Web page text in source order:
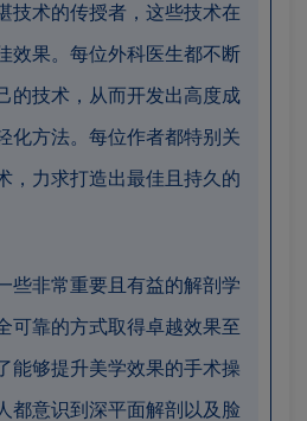
技术的传授者，这些技术在
效果。每位外科医生都不断
的技术，从而开发出高度成
化方法。每位作者都特别关
，力求打造出最佳且持久的
些非常重要且有益的解剖学
可靠的方式取得卓越效果至
能够提升美学效果的手术操
都意识到深平面解剖以及脸